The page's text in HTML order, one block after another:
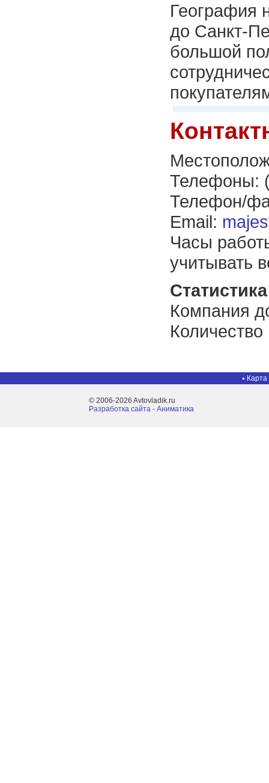
География
до Санкт-
большой
Телефоны:
Телефон/
Email:
Часы
учитывать
Компания
Карта
© 2006-2026 Avtovladik.ru
Разработка сайта - Aниматика